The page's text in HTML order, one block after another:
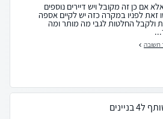
אם כן זה מקובל ויש דיירים נוספים
זאת לפניו במקרה כזה יש לקיים אספה
ולקבל החלטות לגבי מה מותר ומה